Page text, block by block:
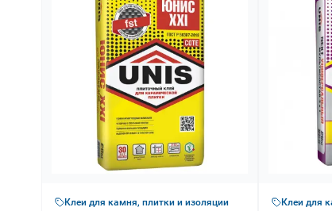
Клеи для камня, плитки и изоляции Клеи для